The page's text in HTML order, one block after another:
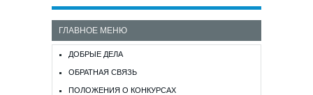
ГЛАВНОЕ МЕНЮ
ДОБРЫЕ ДЕЛА
ОБРАТНАЯ СВЯЗЬ
ПОЛОЖЕНИЯ О КОНКУРСАХ